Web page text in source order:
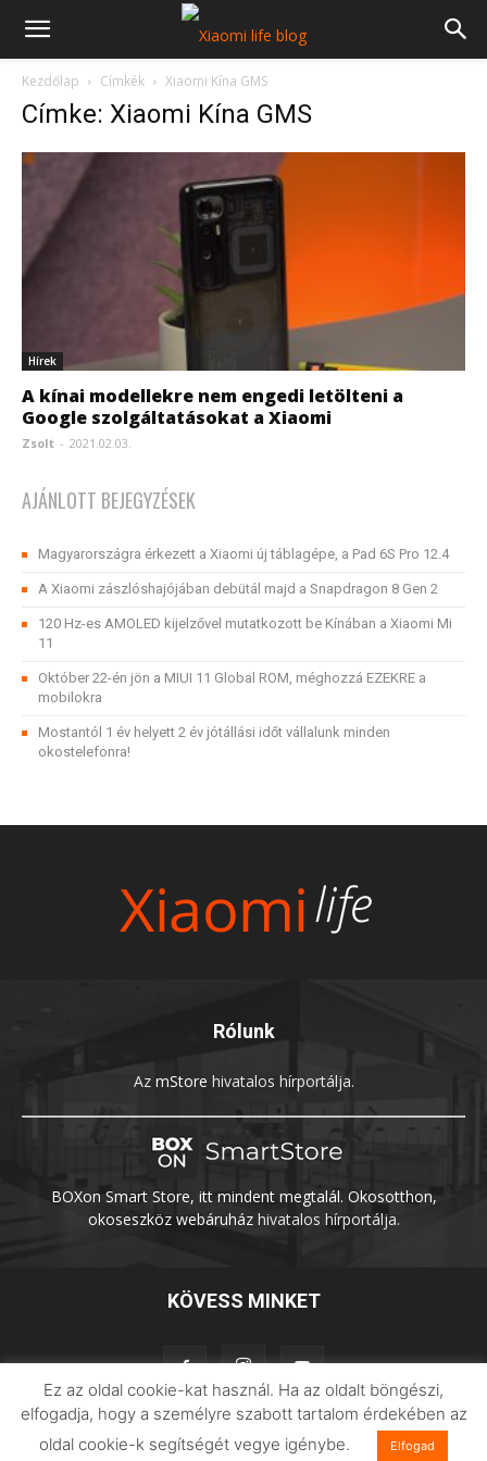
Kezdőlap Címkék Xiaomi Kína GMS
Címke: Xiaomi Kína GMS
Hírek
A kínai modellekre nem engedi letölteni a
Google szolgáltatásokat a Xiaomi
Zsolt - 2021.02.03.
AJÁNLOTT BEJEGYZÉSEK
Magyarországra érkezett a Xiaomi új táblagépe, a Pad 6S Pro 12.4
A Xiaomi zászlóshajójában debütál majd a Snapdragon 8 Gen 2
120 Hz-es AMOLED kijelzővel mutatkozott be Kínában a Xiaomi Mi
11
Október 22-én jön a MIUI 11 Global ROM, méghozzá EZEKRE a
mobilokra
Mostantól 1 év helyett 2 év jótállási időt vállalunk minden
okostelefonra!
Rólunk
Az mStore hivatalos hírportálja.
BOXon Smart Store, itt mindent megtalál. Okosotthon,
okoseszköz webáruházhivatalos hírportálja.
KÖVESS MINKET
Adatvédelem Impresszum Imilab
Ez az oldal cookie-kat használ. Ha az oldalt böngészi,
elfogadja, hogy a személyre szabott tartalom érdekében az
oldal cookie-k segítségét vegye igénybe.
Elfogad